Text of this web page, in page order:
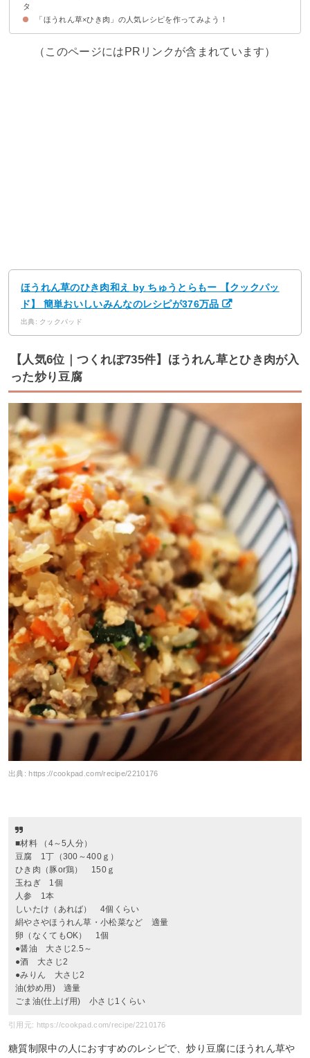
タ
「ほうれん草×ひき肉」の人気レシピを作ってみよう！
（このページにはPRリンクが含まれています）
ほうれん草のひき肉和え by ちゅうとらもー 【クックパッ
ド】 簡単おいしいみんなのレシピが376万品
出典: クックパッド
【人気6位｜つくれぽ735件】ほうれん草とひき肉が入
った炒り豆腐
出典:https://cookpad.com/recipe/2210176
■材料 （4～5人分）
豆腐 1丁（300～400ｇ）
ひき肉（豚or鶏） 150ｇ
玉ねぎ 1個
人参 1本
しいたけ（あれば） 4個くらい
絹やさやほうれん草・小松菜など 適量
卵（なくてもOK） 1個
●醤油 大さじ2.5～
●酒 大さじ2
●みりん 大さじ2
油(炒め用) 適量
ごま油(仕上げ用) 小さじ1くらい
引用元: https://cookpad.com/recipe/2210176
糖質制限中の人におすすめのレシピで、炒り豆腐にほうれん草や